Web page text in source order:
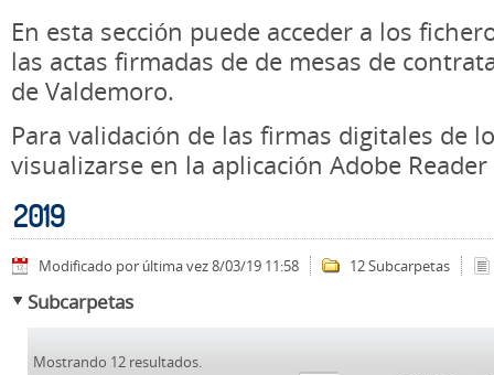
En esta sección puede acceder a los
las actas firmadas de de mesas de
de Valdemoro.
Para validación de las firmas digitales de
visualizarse en la aplicación Adobe Reader
2019
Modificado por última vez 8/03/19 11:58 12 Subcarpetas
Subcarpetas
Mostrando 12 resultados.